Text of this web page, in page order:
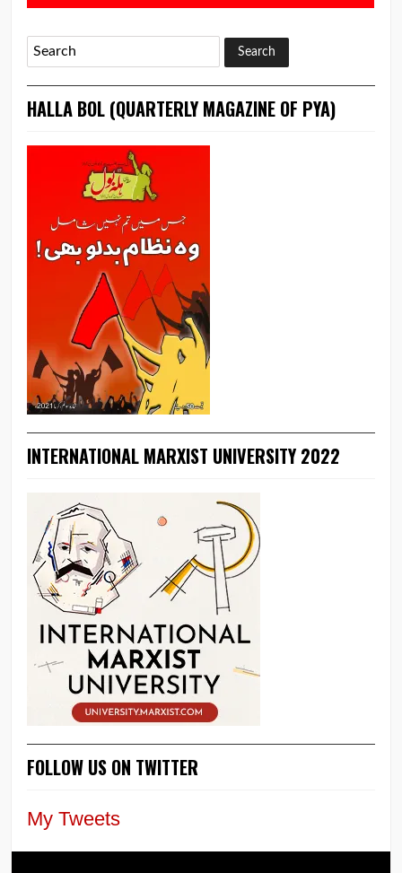
HALLA BOL (QUARTERLY MAGAZINE OF PYA)
INTERNATIONAL MARXIST UNIVERSITY 2022
FOLLOW US ON TWITTER
My Tweets